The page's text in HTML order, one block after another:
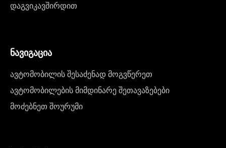
დაგვიკავშირდით
ნავიგაცია
ავტომობილის შესაძენად მოგვწერეთ
ავტომობილების მიმდინარე შეთავაზებები
მოძებნეთ შოურუმი